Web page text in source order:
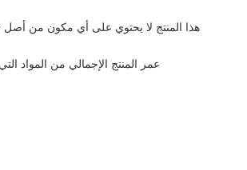
هذا المنتج لا يحتوي على أي مكون من أصل GMO كما هو مذكور في النظام الأوروبي رقم 1829/2003 بشأن الأغذية والمواد الغذائية المعدلة وراثيا.
عمر المنتج الإجمالي من المواد التي يتم تسليمها بكميات كبيرة هو 24